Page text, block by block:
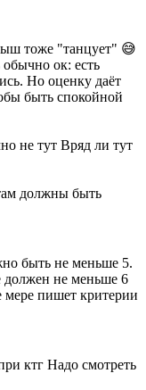
тоже "танцует" 😅
обычно ок: есть
Но оценку даёт
быть спокойной
не тут Вряд ли тут
должны быть
быть не меньше 5.
должен не меньше 6
мере пишет критерии
ктг Надо смотреть